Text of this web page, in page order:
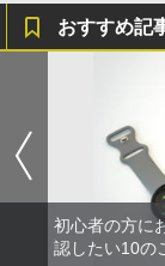
おすすめ記
初心者の方に
認したい10の